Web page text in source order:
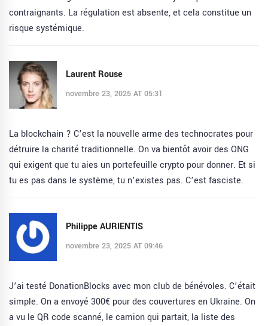
contraignants. La régulation est absente, et cela constitue un
risque systémique.
Laurent Rouse
novembre 23, 2025 AT 05:31
La blockchain ? C’est la nouvelle arme des technocrates pour
détruire la charité traditionnelle. On va bientôt avoir des ONG
qui exigent que tu aies un portefeuille crypto pour donner. Et si
tu es pas dans le système, tu n’existes pas. C’est fasciste.
Philippe AURIENTIS
novembre 23, 2025 AT 09:46
J’ai testé DonationBlocks avec mon club de bénévoles. C’était
simple. On a envoyé 300€ pour des couvertures en Ukraine. On
a vu le QR code scanné, le camion qui partait, la liste des